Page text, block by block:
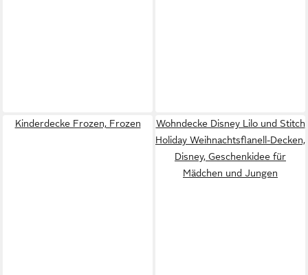
Kinderdecke Frozen, Frozen
Wohndecke Disney Lilo und Stitch
Holiday Weihnachtsflanell-Decken,
Disney, Geschenkidee für
Mädchen und Jungen